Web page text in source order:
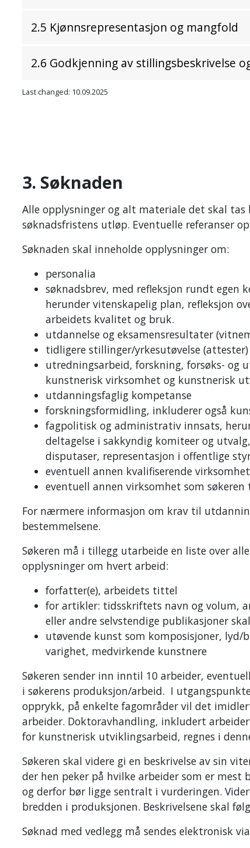
2.5 Kjønnsrepresentasjon og mangfold
2.6 Godkjenning av stillingsbeskrivelse
Last changed: 10.09.2025
3. Søknaden
Alle opplysninger og alt materiale det skal
søknadsfristens utløp. Eventuelle referanser
Søknaden skal inneholde opplysninger om:
personalia
søknadsbrev, med refleksjon rundt egen
herunder vitenskapelig plan, refleksjon
arbeidets kvalitet og bruk.
utdannelse og eksamensresultater
tidligere stillinger/yrkesutøvelse (attester)
utredningsarbeid, forskning, forsøks- og
kunstnerisk virksomhet og kunstnerisk
utdanningsfaglig kompetanse
forskningsformidling, inkluderer også
fagpolitisk og administrativ innsats,
deltagelse i sakkyndig komiteer og
disputaser, representasjon i offentlige
eventuell annen kvalifiserende
eventuell annen virksomhet som
For nærmere informasjon om krav til
bestemmelsene.
Søkeren må i tillegg utarbeide en liste over
opplysninger om hvert arbeid:
forfatter(e), arbeidets tittel
for artikler: tidsskriftets navn og volum,
eller andre selvstendige publikasjoner
utøvende kunst som komposisjoner,
varighet, medvirkende kunstnere
Søkeren sender inn inntil 10 arbeider,
i søkerens produksjon/arbeid. I
opprykk, på enkelte fagområder vil det
arbeider. Doktoravhandling, inkludert
for kunstnerisk utviklingsarbeid, regnes i
Søkeren skal videre gi en beskrivelse av sin
der hen peker på hvilke arbeider som er
og derfor bør ligge sentralt i vurderingen.
bredden i produksjonen. Beskrivelsene skal
Søknad med vedlegg må sendes elektronisk